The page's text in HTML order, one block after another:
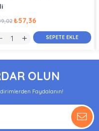
₺57,36
SEPETE EKLE
OLUN
Faydalanın!